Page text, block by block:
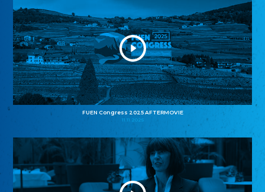
FUEN Congress 2025 AFTERMOVIE
11.11.2025